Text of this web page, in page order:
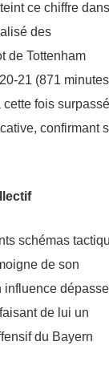
ce chiffre dans
des
de Tottenham
21 (871
fois surpassé
confirmant
schémas
de son
influence dépasse
de lui un
du Bayern